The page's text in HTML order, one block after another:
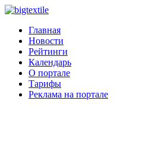
Главная
Новости
Рейтинги
Календарь
О портале
Тарифы
Реклама на портале